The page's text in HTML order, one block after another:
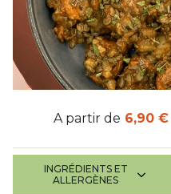
A partir de 6,90 €
INGRÉDIENTS ET
ALLERGÈNES